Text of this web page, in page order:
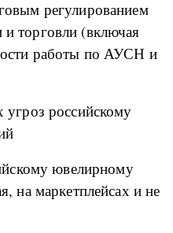
регулированием
торговли (включая
работы по АУСН и
российскому
ювелирному
на маркетплейсах и не